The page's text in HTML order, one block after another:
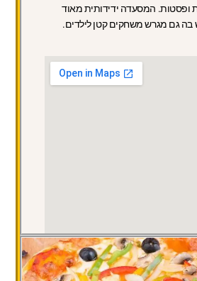
ופסטות. המסעדה ידידותית מאוד
בה גם מגרש משחקים קטן לילדים.